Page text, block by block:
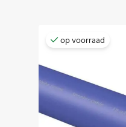
op voorraad